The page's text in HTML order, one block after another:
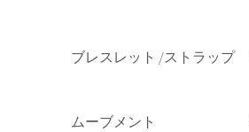
ブレスレット /ストラップ
ムーブメント